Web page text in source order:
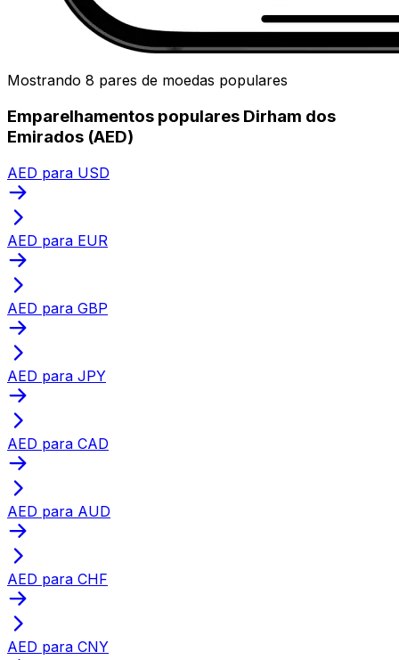
Mostrando 8 pares de moedas populares
Emparelhamentos populares Dirham dos
Emirados (AED)
AED para USD
AED para EUR
AED para GBP
AED para JPY
AED para CAD
AED para AUD
AED para CHF
AED para CNY